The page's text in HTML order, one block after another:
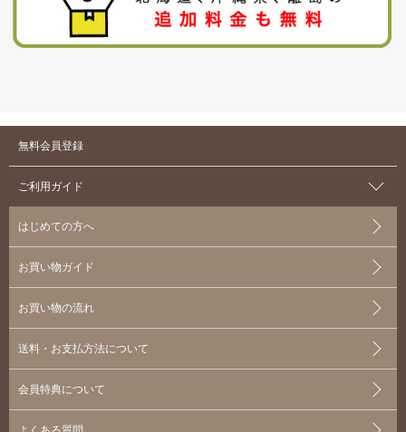
無料会員登録
ご利用ガイド
はじめての方へ
お買い物ガイド
お買い物の流れ
送料・お支払方法について
会員特典について